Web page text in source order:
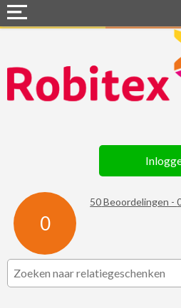
0
50Beoordelingen -
Webshops
Snel naar »
Assortiment
Contact
☆ Prijsknallers ☆